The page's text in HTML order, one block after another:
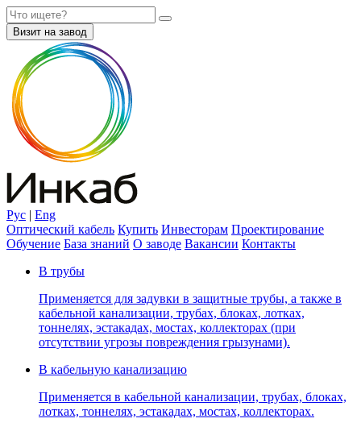
Визит на завод
Рус | Eng
Оптический кабель Купить Инвесторам Проектирование
Обучение База знаний О заводе Вакансии Контакты
В трубы
Применяется для задувки в защитные трубы, а также в
кабельной канализации, трубах, блоках, лотках,
тоннелях, эстакадах, мостах, коллекторах (при
отсутствии угрозы повреждения грызунами).
В кабельную канализацию
Применяется в кабельной канализации, трубах, блоках,
лотках, тоннелях, эстакадах, мостах, коллекторах.